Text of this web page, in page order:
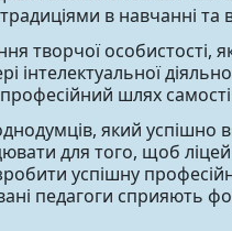
в навчанні та
творчої
інтелектуальної
шлях
який
для того, щоб
успішну
педагоги сприяють